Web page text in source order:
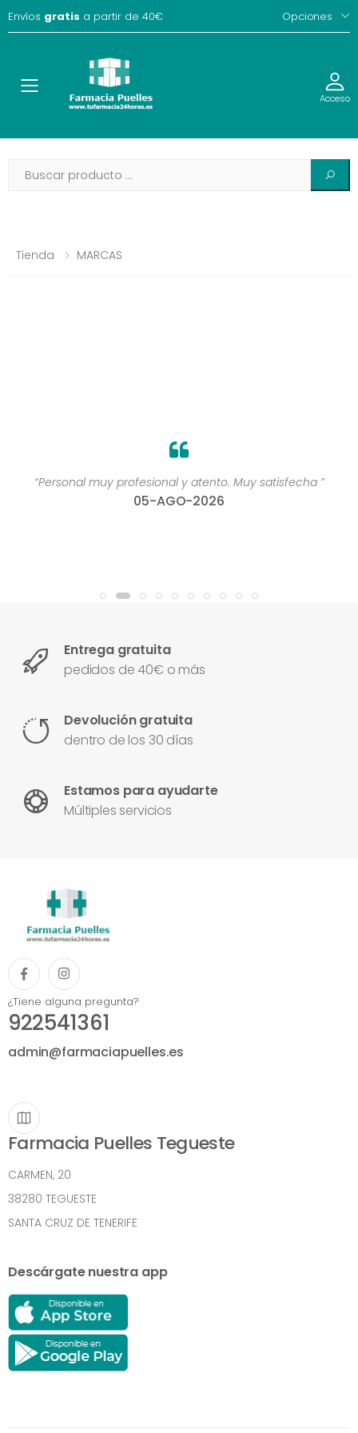
Envíos gratis a partir de 40€ Opciones
Toggle Acceso
Tienda MARCAS
“Personal muy profesional y atento. Muy satisfecha ”
05-AGO-2026
Entrega gratuita
pedidos de 40€ o más
Devolución gratuita
dentro de los 30 días
Estamos para ayudarte
Múltiples servicios
¿Tiene alguna pregunta?
922541361
admin@farmaciapuelles.es
Farmacia Puelles Tegueste
CARMEN, 20
38280 TEGUESTE
SANTA CRUZ DE TENERIFE
Descárgate nuestra app